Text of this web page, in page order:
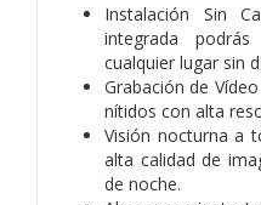
Instalación Sin
integrada
cualquier lugar sin
Grabación de
nítidos con alta
Visión nocturna a
alta calidad de
de noche.